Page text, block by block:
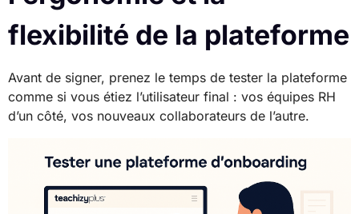
flexibilité de la plateforme
Avant de signer, prenez le temps de tester la plateforme
comme si vous étiez l’utilisateur final : vos équipes RH
d’un côté, vos nouveaux collaborateurs de l’autre.